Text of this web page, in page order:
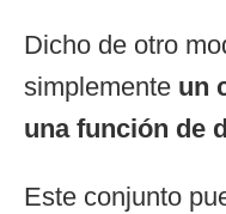
Dicho de otro
simplemente un
una función de
Este conjunto